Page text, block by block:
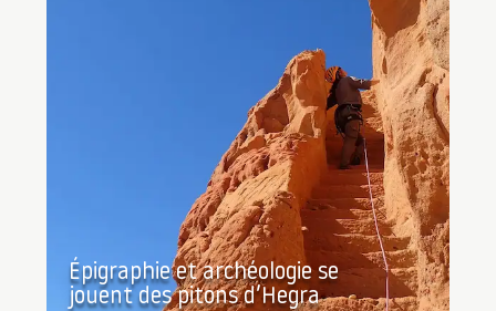
Épigraphie et archéologie se
jouent des pitons d’Hegra